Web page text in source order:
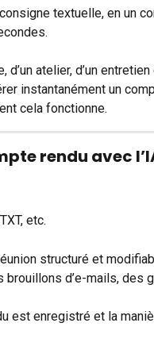
textuelle, en un
atelier, d’un entretien
instantanément un
cela fonctionne.
rendu avec
etc.
structuré et
d’e-mails, des
est enregistré et la